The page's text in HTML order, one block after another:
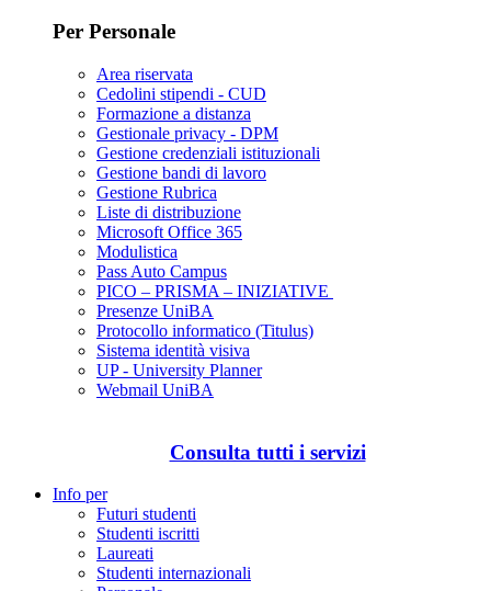
Per Personale
Area riservata
Cedolini stipendi - CUD
Formazione a distanza
Gestionale privacy - DPM
Gestione credenziali istituzionali
Gestione bandi di lavoro
Gestione Rubrica
Liste di distribuzione
Microsoft Office 365
Modulistica
Pass Auto Campus
PICO – PRISMA – INIZIATIVE
Presenze UniBA
Protocollo informatico (Titulus)
Sistema identità visiva
UP - University Planner
Webmail UniBA
Consulta tutti i servizi
Info per
Futuri studenti
Studenti iscritti
Laureati
Studenti internazionali